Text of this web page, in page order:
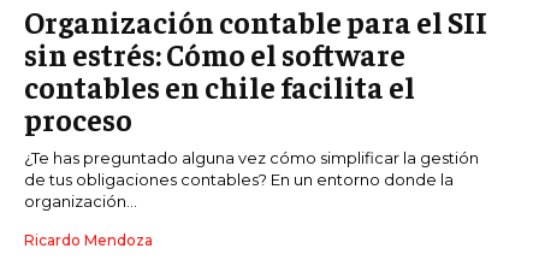
Organización contable para el SII
sin estrés: Cómo el software
contables en chile facilita el
proceso
¿Te has preguntado alguna vez cómo simplificar la gestión
de tus obligaciones contables? En un entorno donde la
organización...
Ricardo Mendoza